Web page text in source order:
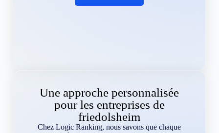
Une approche personnalisée
pour les entreprises de
friedolsheim
Chez Logic Ranking, nous savons que chaque